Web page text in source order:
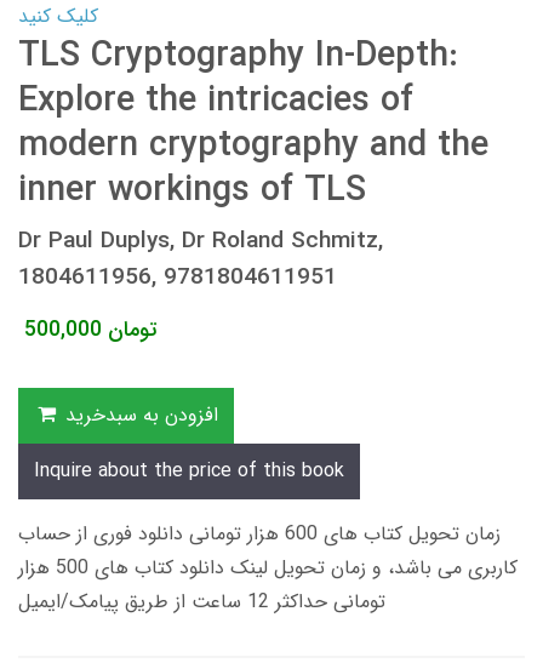
کلیک کنید
TLS Cryptography In-Depth:
Explore the intricacies of
modern cryptography and the
inner workings of TLS
Dr Paul Duplys, Dr Roland Schmitz,
1804611956, 9781804611951
500,000 تومان
افزودن به سبدخرید
Inquire about the price of this book
زمان تحویل کتاب های 600 هزار تومانی دانلود فوری از حساب
کاربری می باشد، و زمان تحویل لینک دانلود کتاب های 500 هزار
تومانی حداکثر 12 ساعت از طریق پیامک/ایمیل